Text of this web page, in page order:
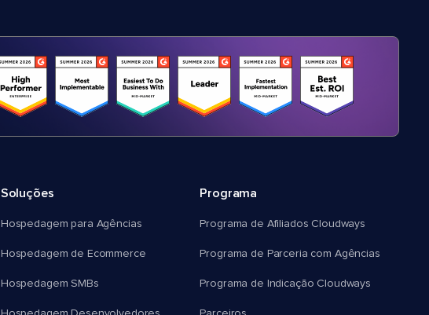
Soluções
Hospedagem para Agências
Hospedagem de Ecommerce
Hospedagem SMBs
Programa
Programa de Afiliados Cloudways
Programa de Parceria com Agências
Programa de Indicação Cloudways